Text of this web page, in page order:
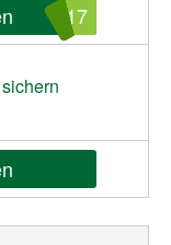
t17